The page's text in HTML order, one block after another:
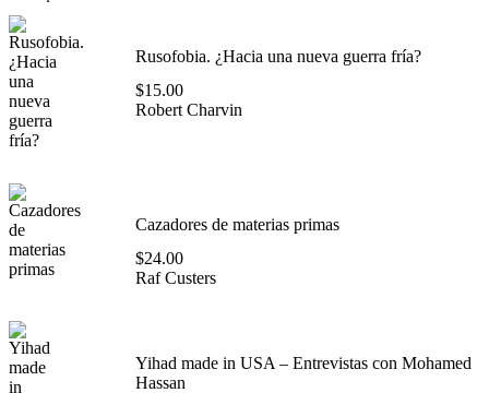
Rusofobia. ¿Hacia una nueva guerra fría?
$15.00
Robert Charvin
Cazadores de materias primas
$24.00
Raf Custers
Yihad made in USA – Entrevistas con Mohamed
Hassan